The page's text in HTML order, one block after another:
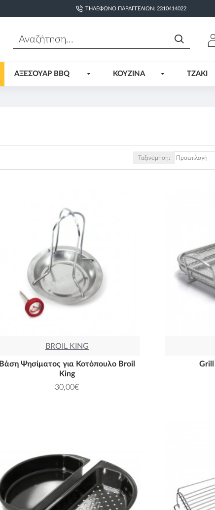
ΤΗΛΈΦΩΝΟ ΠΑΡΑΓΓΕΛΙΏΝ: 2310414022
ΑΞΕΣΟΥΑΡ BBQ ΚΟΥΖΙΝΑ ΤΖΑΚΙ
Ταξινόμηση:
BROIL KING
Bάση Ψησίματος για Κοτόπουλο Broil
King
30,00€
Grill